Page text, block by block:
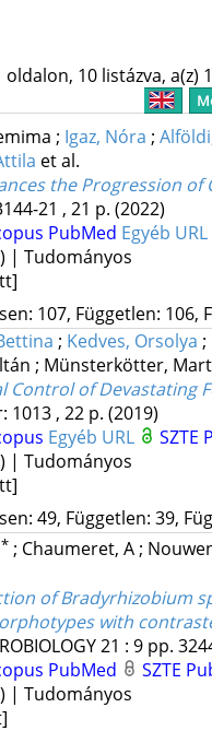
oldalon, 10 listázva, a(z)
; Igaz, Nóra ;
et al.
the Progression
21 , 21 p. (2022)
PubMed Egyéb URL
| Tudományos
107, Független: 106,
; Kedves, Orsolya ;
; Münsterkötter,
Control of Devastating
1013 , 22 p. (2019)
Egyéb URL
SZTE
| Tudományos
49, Független: 39,
* ; Chaumeret, A;
of Bradyrhizobium
with
21 : 9 pp.
PubMed
SZTE
| Tudományos